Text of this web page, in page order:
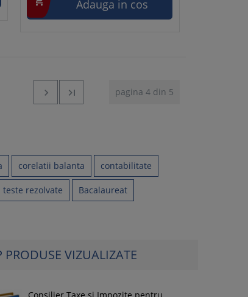
Adauga in cos
pagina 4 din 5


corelatii balanta contabilitate
teste rezolvate Bacalaureat
PRODUSE VIZUALIZATE